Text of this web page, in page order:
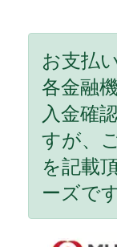
お支払
各金融
入金確
すが、
を記載
ーズです